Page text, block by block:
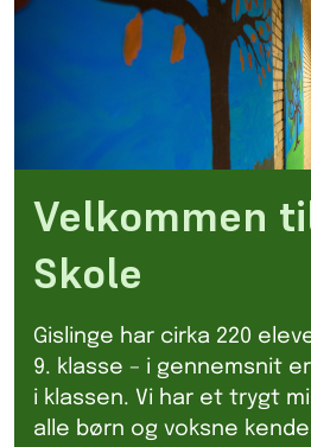
Velkommen
Skole
Gislinge har cirka 220
9. klasse – i gennemsnit
i klassen. Vi har et trygt
alle børn og voksne